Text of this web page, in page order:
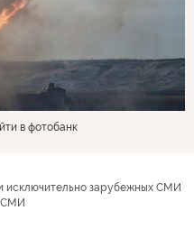
в фотобанк
зарубежных СМИ